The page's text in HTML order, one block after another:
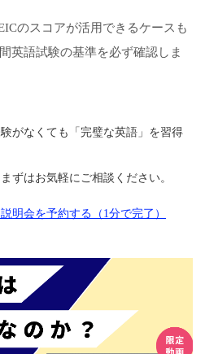
のスコアが活用できるケースも
英語試験の基準を必ず確認しま
がなくても「完璧な英語」を習得
ずはお気軽にご相談ください。
明会を予約する（1分で完了）